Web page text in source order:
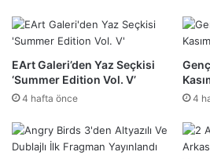
EArt Galeri’den Yaz Seçkisi
‘Summer Edition Vol. V’
4 hafta önce 4